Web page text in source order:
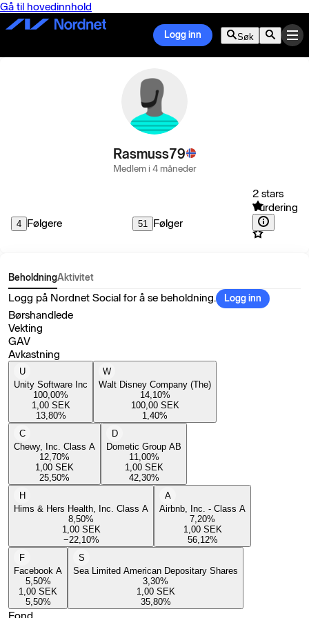
Gå til hovedinnhold
Logg inn Søk
Rasmuss79
Medlem i 4 måneder
4 Følgere 51 Følger
2 stars
Vurdering
BeholdningAktivitet
Logg på Nordnet Social for å se beholdning. Logg inn
Børshandlede
Vekting
GAV
Avkastning
U
Unity Software Inc
100,00%
1,00 SEK
13,80%
W
Walt Disney Company (The)
14,10%
100,00 SEK
1,40%
C
Chewy, Inc. Class A
12,70%
1,00 SEK
25,50%
D
Dometic Group AB
11,00%
1,00 SEK
42,30%
H
Hims & Hers Health, Inc. Class A
8,50%
1,00 SEK
−22,10%
A
Airbnb, Inc. - Class A
7,20%
1,00 SEK
56,12%
F
Facebook A
5,50%
1,00 SEK
5,50%
S
Sea Limited American Depositary Shares
3,30%
1,00 SEK
35,80%